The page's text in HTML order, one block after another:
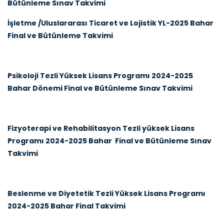
Bütünleme Sınav Takvimi
İşletme /Uluslararası Ticaret ve Lojistik YL-2025 Bahar
Final ve Bütünleme Takvimi
Psikoloji Tezli Yüksek Lisans Programı 2024-2025
Bahar Dönemi Final ve Bütünleme Sınav Takvimi
Fizyoterapi ve Rehabilitasyon Tezli yüksek Lisans
Programı 2024-2025 Bahar Final ve Bütünleme Sınav
Takvimi
Beslenme ve Diyetetik Tezli Yüksek Lisans Programı
2024-2025 Bahar Final Takvimi